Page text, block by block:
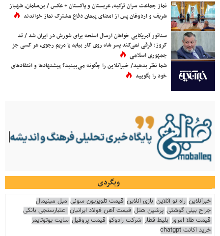
نماز جماعت سران ترکیه، عربستان و پاکستان + عکس / بن‌سلمان، شهباز
شریف و اردوغان پس از امضای پیمان دفاع مشترک نماز خواندند
سناتور آمریکایی خواهان ارسال اسلحه برای شورش در ایران شد / تد
کروز: فرقی نمی‌کند پسر شاه روی کار بیاید یا مریم رجوی، هر کسی جز
جمهوری اسلامی
شما نظر بدهید/ خبرآنلاین را چگونه می‌بینید؟ پیشنهادها و انتقادهای
خود را بگویید
وبگردی
خبرآنلاین راه نو آنلاین بازی آنلاین قیمت تلویزیون سونی مبل مینیمال
جراح بینی گوشتی پرشین هتل قیمت آهن فولاد ایرانیان اعتبارسنجی بانکی
قیمت طلا امروز بلیط قطار شرکت رادوکو قیمت پروفیل سایت یوتوتایمز
خرید اکانت chatgpt